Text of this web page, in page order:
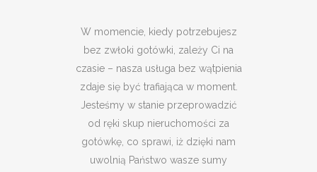
W momencie, kiedy potrzebujesz
bez zwłoki gotówki, zależy Ci na
czasie – nasza usługa bez wątpienia
zdaje się być trafiająca w moment.
Jesteśmy w stanie przeprowadzić
od ręki skup nieruchomości za
gotówkę, co sprawi, iż dzięki nam
uwolnią Państwo wasze sumy